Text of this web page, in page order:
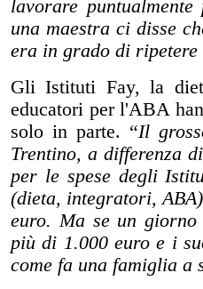
lavorare
una maestra ci disse
era in grado di
Gli Istituti Fay, la
educatori per l'ABA
solo in parte. “Il
Trentino, a differenza
per le spese degli
(dieta, integratori,
euro. Ma se un
più di 1.000 euro e i
come fa una famiglia a